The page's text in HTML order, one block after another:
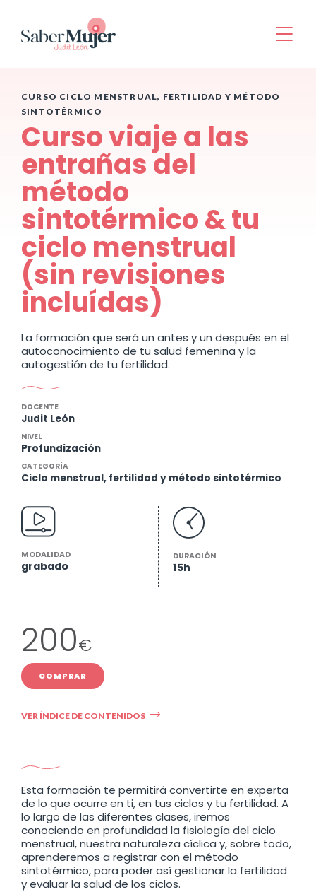
CURSO CICLO MENSTRUAL, FERTILIDAD Y MÉTODO
SINTOTÉRMICO
Curso viaje a las
entrañas del
método
sintotérmico & tu
ciclo menstrual
(sin revisiones
incluídas)
La formación que será un antes y un después en el
autoconocimiento de tu salud femenina y la
autogestión de tu fertilidad.
DOCENTE
Judit León
NIVEL
Profundización
CATEGORÍA
Ciclo menstrual, fertilidad y método sintotérmico
MODALIDAD
grabado
DURACIÓN
15h
200€
COMPRAR
VER ÍNDICE DE CONTENIDOS
Función de la progesterona en todo el
Factores que pueden alterar la
maduración del folículo, la ovulación
y la fase lútea
Estrés físico o mental
Amenorrea hipotalámica funcional
SOP
Endometriosis
Disfunciones tiroideas
Otros procesos inflamatorios
Hábitos saludables
Impacto del descanso, ejercicio físico y
gestión del estrés
Disruptores endocrinos
Chequeo analítico periódico
Test de autoevaluación
MÓDULO 3: Cómo registrar con el método
sintotérmico
Moco cervical
¿Cómo diferenciarlo del flujo
Sensación vulvar
¿Qué información nos
cuenta?
¿Cómo la evaluamos?
¿Cómo la clasificamos?
¿Cómo la registramos?
Esta formación te permitirá convertirte en experta
de lo que ocurre en ti, en tus ciclos y tu fertilidad. A
lo largo de las diferentes clases, iremos
conociendo en profundidad la fisiología del ciclo
menstrual, nuestra naturaleza cíclica y, sobre todo,
aprenderemos a registrar con el método
sintotérmico, para poder así gestionar la fertilidad
y evaluar la salud de los ciclos.